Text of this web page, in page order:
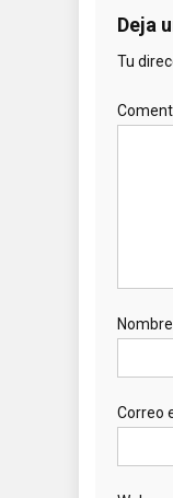
Deja
Tu
Nombre
Correo